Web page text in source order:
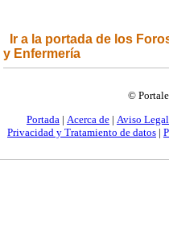
Ir a la portada de los
y Enfermería
©
Portada | Acerca de | Aviso
Privacidad y Tratamiento de datos |